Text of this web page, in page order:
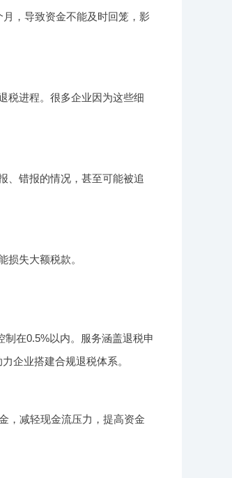
，导致资金不能及时回笼，影
税进程。很多企业因为这些细
、错报的情况，甚至可能被追
失大额税款。
在0.5%以内。服务涵盖退税申
企业搭建合规退税体系。
，减轻现金流压力，提高资金